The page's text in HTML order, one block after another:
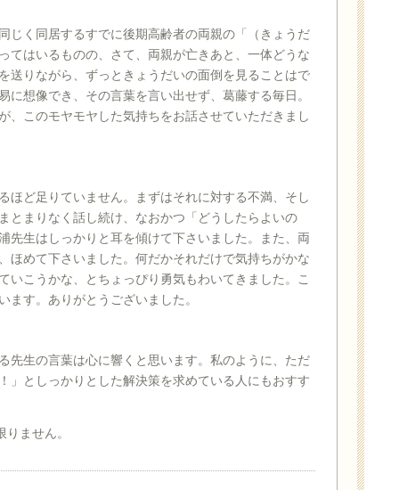
じく同居するすでに後期高齢者の両親の「（きょうだ
てはいるものの、さて、両親が亡きあと、一体どうな
送りながら、ずっときょうだいの面倒を見ることはで
想像でき、その言葉を言い出せず、葛藤する毎日。
、このモヤモヤした気持ちをお話させていただきまし
ほど足りていません。まずはそれに対する不満、そし
とまりなく話し続け、なおかつ「どうしたらよいの
先生はしっかりと耳を傾けて下さいました。また、両
ほめて下さいました。何だかそれだけで気持ちがかな
いこうかな、とちょっぴり勇気もわいてきました。こ
ます。ありがとうございました。
先生の言葉は心に響くと思います。私のように、ただ
」としっかりとした解決策を求めている人にもおすす
ません。